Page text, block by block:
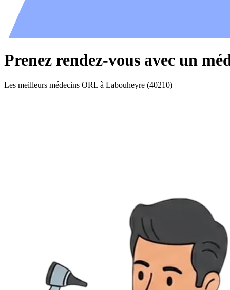
Prenez rendez-vous avec un
Les meilleurs médecins ORL à Labouheyre (40210)